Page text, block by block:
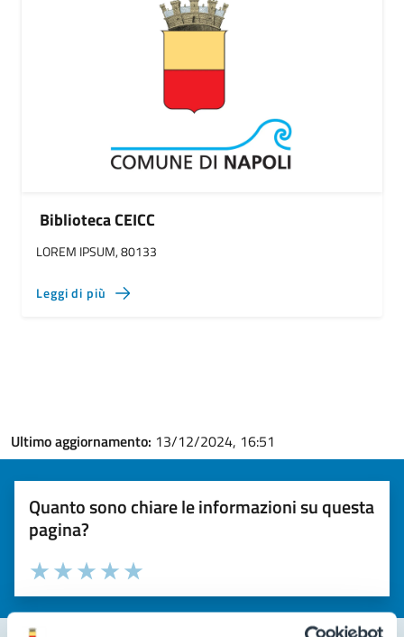
Biblioteca CEICC
LOREM IPSUM, 80133
Leggi di più
Ultimo aggiornamento: 13/12/2024, 16:51
Quanto sono chiare le informazioni su questa
pagina?
Valuta la chiarezza delle informazioni (da 1 a 5 stelle)
Seleziona il numero di stelle per valutare la chiarezza delle
Valuta 5 stelle su 5
Valuta 4 stelle su 5
Valuta 3 stelle su 5
Valuta 2 stelle su 5
Valuta 1 stelle su 5